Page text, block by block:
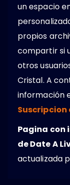
un espacio
propios
compartir si
otros
Cristal. A
información
Suscripcion
Pagina con
de Date A
actualizada